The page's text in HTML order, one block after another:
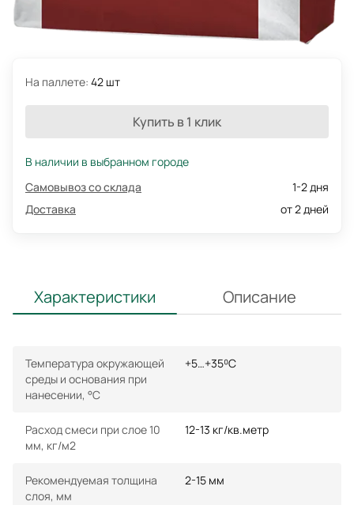
На паллете: 42 шт
Купить в 1 клик
В наличии в выбранном городе
Самовывоз со склада
1-2 дня
Доставка
от 2 дней
Характеристики Описание
Температура окружающей
среды и основания при
нанесении, °С
+5…+35⁰С
Расход смеси при слое 10
мм, кг/м2
12-13 кг/кв.метр
Рекомендуемая толщина
слоя, мм
2-15 мм